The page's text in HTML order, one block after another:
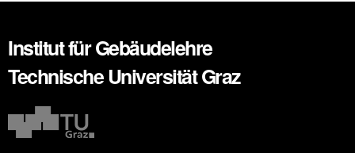
Institut für Gebäudelehre
Technische Universität Graz